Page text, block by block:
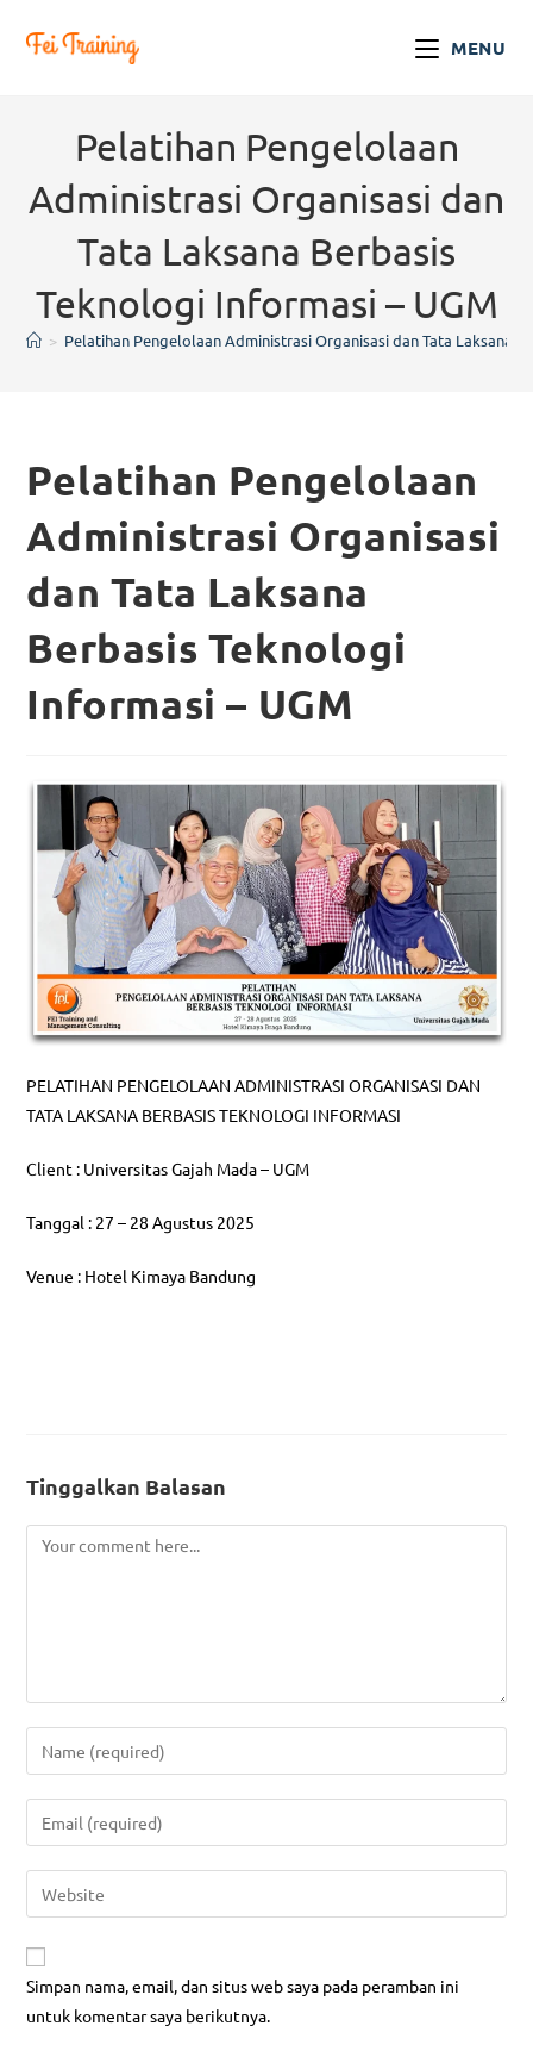
MENU
Pelatihan Pengelolaan
Administrasi Organisasi dan
Tata Laksana Berbasis
Teknologi Informasi – UGM
> Pelatihan Pengelolaan Administrasi Organisasi dan Tata Laksana
Pelatihan Pengelolaan
Administrasi Organisasi
dan Tata Laksana
Berbasis Teknologi
Informasi – UGM
PELATIHAN PENGELOLAAN ADMINISTRASI ORGANISASI DAN
TATA LAKSANA BERBASIS TEKNOLOGI INFORMASI
Client : Universitas Gajah Mada – UGM
Tanggal : 27 – 28 Agustus 2025
Venue : Hotel Kimaya Bandung
Tinggalkan Balasan
Simpan nama, email, dan situs web saya pada peramban ini
untuk komentar saya berikutnya.